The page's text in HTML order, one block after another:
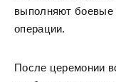
выполняют боевые
операции.
После церемонии